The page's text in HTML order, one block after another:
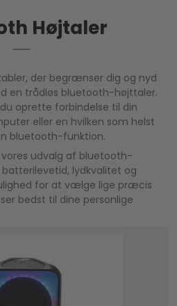
Højtaler
der begrænser dig og nyd
en trådløs bluetooth-højttaler.
oprette forbindelse til din
eller en hvilken som helst
bluetooth-funktion.
vores udvalg af bluetooth-
lydkvalitet og
for at vælge lige præcis
bedst til dine personlige